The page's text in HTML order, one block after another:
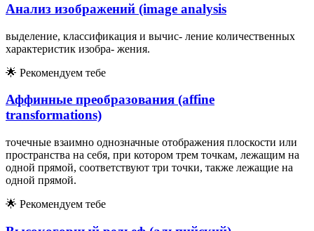
Анализ изображений (image analysis
выделение, классификация и вычис- ление количественных
характеристик изобра- жения.
🌟 Рекомендуем тебе
Аффинные преобразования (affine
transformations)
точечные взаимно однозначные отображения плоскости или
пространства на себя, при котором трем точкам, лежащим на
одной прямой, соответствуют три точки, также лежащие на
одной прямой.
🌟 Рекомендуем тебе